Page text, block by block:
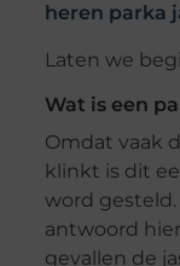
heren parka
Laten we
Wat is een
Omdat vaak
klinkt is dit
word
antwoord
gevallen de